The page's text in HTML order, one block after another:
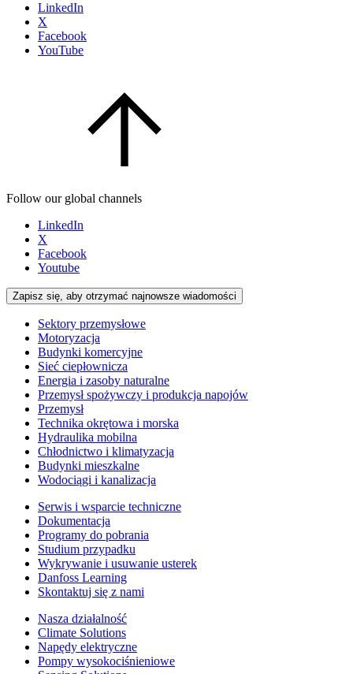
LinkedIn
X
Facebook
YouTube
Follow our global channels
LinkedIn
X
Facebook
Youtube
Zapisz się, aby otrzymać najnowsze wiadomości
Sektory przemysłowe
Motoryzacja
Budynki komercyjne
Sieć ciepłownicza
Energia i zasoby naturalne
Przemysł spożywczy i produkcja napojów
Przemysł
Technika okrętowa i morska
Hydraulika mobilna
Chłodnictwo i klimatyzacja
Budynki mieszkalne
Wodociągi i kanalizacja
Serwis i wsparcie techniczne
Dokumentacja
Programy do pobrania
Studium przypadku
Wykrywanie i usuwanie usterek
Danfoss Learning
Skontaktuj się z nami
Nasza działalność
Climate Solutions
Napędy elektryczne
Pompy wysokociśnieniowe